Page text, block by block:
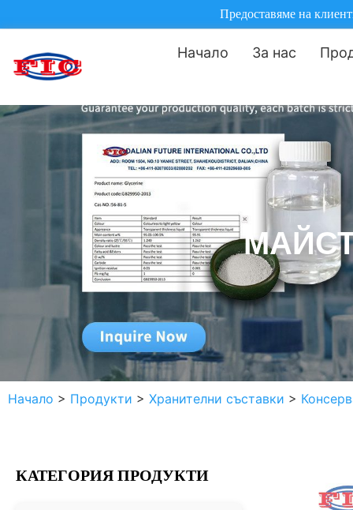
Предоставяме на
Начало За нас
Начало > Продукти > Хранителни съставки >
КАТЕГОРИЯ ПРОДУКТИ